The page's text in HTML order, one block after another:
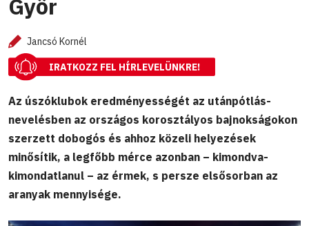
Győr
Jancsó Kornél
IRATKOZZ FEL HÍRLEVELÜNKRE!
Az úszóklubok eredményességét az utánpótlás-
nevelésben az országos korosztályos bajnokságokon
szerzett dobogós és ahhoz közeli helyezések
minősítik, a legfőbb mérce azonban – kimondva-
kimondatlanul – az érmek, s persze elsősorban az
aranyak mennyisége.